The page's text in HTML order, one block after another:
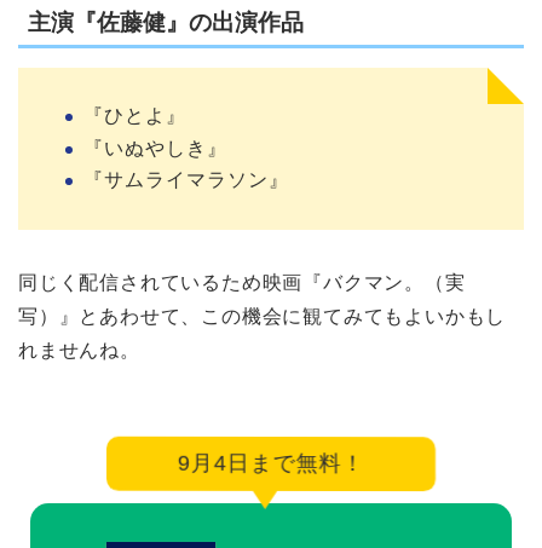
主演『佐藤健』の出演作品
『ひとよ』
『いぬやしき』
『サムライマラソン』
同じく配信されているため映画『バクマン。（実
写）』とあわせて、この機会に観てみてもよいかもし
れませんね。
9月4日まで無料！